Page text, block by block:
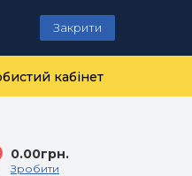
Закрити
кабінет
0.00грн.
Зробити